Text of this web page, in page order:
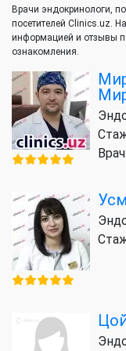
Врачи эндокринологи,
посетителей Clinics.uz.
информацией и отзывы
ознакомления.